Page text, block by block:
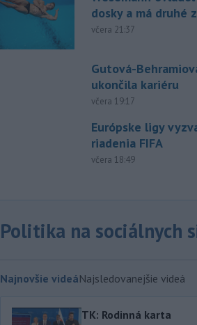
dosky a má druhé
včera 21:37
Gutová-
ukončila kariéru
včera 19:17
Európske ligy
riadenia FIFA
včera 18:49
Politika na sociálnych
Najnovšie videáNajsledovanejšie videá
TK: Rodinná karta